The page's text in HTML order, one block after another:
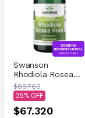
Swanson
Rhodiola Rosea
Root -
Suplemento de
$89.760
25
$67.320